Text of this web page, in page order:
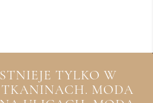
TYLKO W
MODA